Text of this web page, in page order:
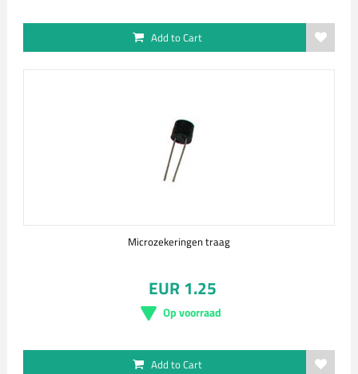
Add to Cart
Microzekeringen traag
EUR 1.25
Op voorraad
Add to Cart